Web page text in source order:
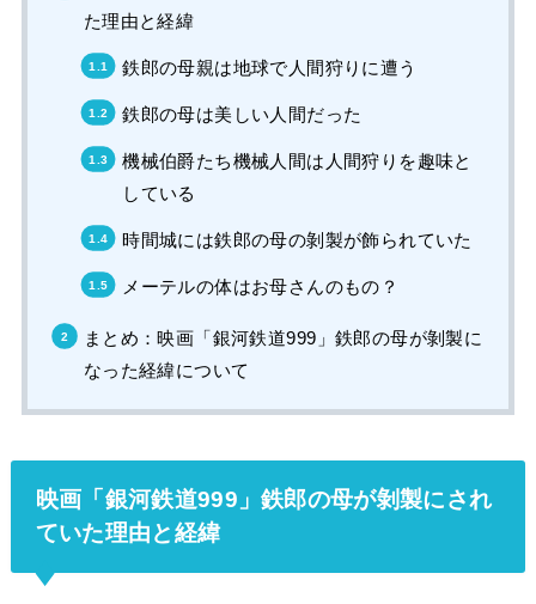
た理由と経緯
鉄郎の母親は地球で人間狩りに遭う
鉄郎の母は美しい人間だった
機械伯爵たち機械人間は人間狩りを趣味と
している
時間城には鉄郎の母の剝製が飾られていた
メーテルの体はお母さんのもの？
まとめ：映画「銀河鉄道999」鉄郎の母が剝製に
なった経緯について
映画「銀河鉄道999」鉄郎の母が剝製にされ
ていた理由と経緯